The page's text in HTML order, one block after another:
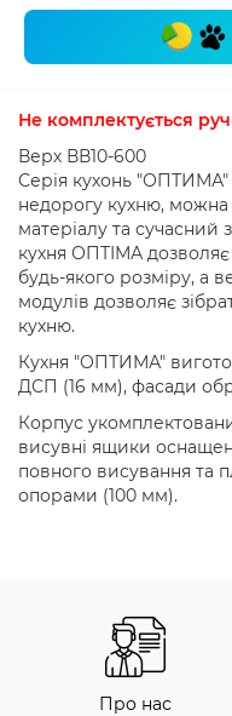
Не комплектується
Верх ВВ10-600
Серія кухонь
недорогу кухню, можна
матеріалу та сучасний
кухня ОПТІМА
будь-якого розміру, а
модулів дозволяє
кухню.
Кухня "ОПТИМА"
ДСП (16 мм), фасади
Корпус
висувні ящики
повного висування та
опорами (100 мм).
Про нас